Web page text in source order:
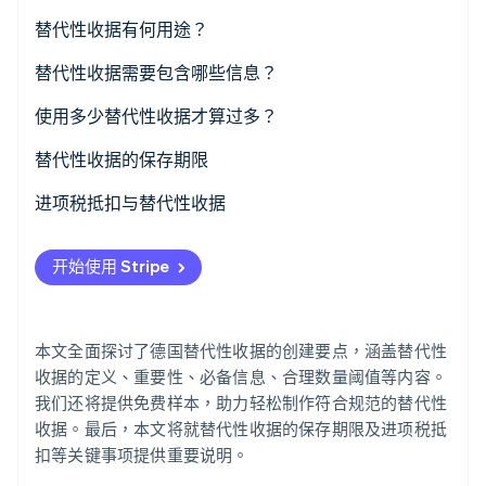
Stripe Sessions 2026
立即观看
替代性收据有何用途？
替代性收据需要包含哪些信息？
使用多少替代性收据才算过多？
替代性收据的保存期限
保存期限的关键要点
监管合规的重要性
进项税抵扣与替代性收据
对企业的影响
开始使用 Stripe
本文全面探讨了德国替代性收据的创建要点，涵盖替代性
收据的定义、重要性、必备信息、合理数量阈值等内容。
我们还将提供免费样本，助力轻松制作符合规范的替代性
收据。最后，本文将就替代性收据的保存期限及进项税抵
扣等关键事项提供重要说明。